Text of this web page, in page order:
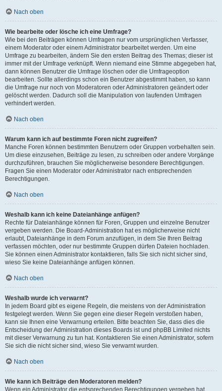
Nach oben
Wie bearbeite oder lösche ich eine Umfrage?
Wie bei den Beiträgen können Umfragen nur vom ursprünglichen Verfasser,
einem Moderator oder einem Administrator bearbeitet werden. Um eine
Umfrage zu bearbeiten, ändern Sie den ersten Beitrag des Themas; dieser ist
immer mit der Umfrage verknüpft. Wenn niemand eine Stimme abgegeben hat,
dann können Benutzer die Umfrage löschen oder die Umfrageoption
bearbeiten. Sollte allerdings schon ein Benutzer abgestimmt haben, so kann
die Umfrage nur noch von Moderatoren oder Administratoren geändert oder
gelöscht werden. Dadurch soll die Manipulation von laufenden Umfragen
verhindert werden.
Nach oben
Warum kann ich auf bestimmte Foren nicht zugreifen?
Manche Foren können bestimmten Benutzern oder Gruppen vorbehalten sein.
Um diese einzusehen, Beiträge zu lesen, zu schreiben oder andere Vorgänge
durchzuführen, brauchen Sie möglicherweise besondere Berechtigungen.
Fragen Sie einen Moderator oder Administrator nach entsprechenden
Berechtigungen.
Nach oben
Weshalb kann ich keine Dateianhänge anfügen?
Rechte für Dateianhänge können für Foren, Gruppen und einzelne Benutzer
vergeben werden. Die Board-Administration hat es möglicherweise nicht
erlaubt, Dateianhänge in dem Forum anzufügen, in dem Sie Ihren Beitrag
verfassen möchten, oder nur bestimmte Gruppen dürfen Dateien hochladen.
Sie können einen Administrator kontaktieren, falls Sie sich nicht sicher sind,
wieso Sie keine Dateianhänge anfügen können.
Nach oben
Weshalb wurde ich verwarnt?
In jedem Board gibt es eigene Regeln, die meistens von der Administration
festgelegt werden. Wenn Sie gegen eine dieser Regeln verstoßen haben,
kann sie Ihnen eine Verwarnung erteilen. Bitte beachten Sie, dass dies die
Entscheidung der Administration dieses Boards ist und phpBB Limited nichts
mit dieser Verwarnung zu tun hat. Kontaktieren Sie einen Administrator, sofern
Sie sich die nicht sicher sind, wieso Sie verwarnt wurden.
Nach oben
Wie kann ich Beiträge den Moderatoren melden?
Wenn ein Administrator die entsprechenden Berechtigungen vergeben hat,